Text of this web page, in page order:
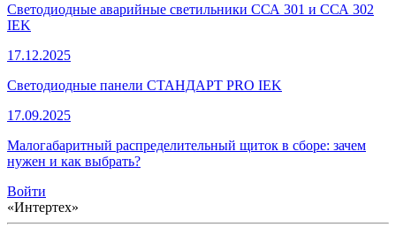
Светодиодные аварийные светильники ССА 301 и ССА 302
IEK
17.12.2025
Светодиодные панели СТАНДАРТ PRO IEK
17.09.2025
Малогабаритный распределительный щиток в сборе: зачем
нужен и как выбрать?
Войти
«Интертех»